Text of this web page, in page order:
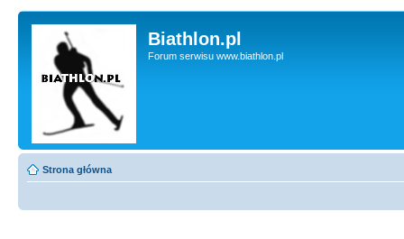
Biathlon.pl
Forum serwisu www.biathlon.pl
Strona główna